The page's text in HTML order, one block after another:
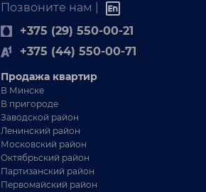
Позвоните нам |
+375 (29) 550-00-21
+375 (44) 550-00-71
Продажа квартир
В Минске
В пригороде
Заводской район
Ленинский район
Московский район
Октябрьский район
Партизанский район
Первомайский район